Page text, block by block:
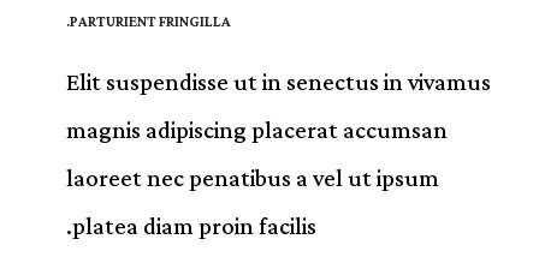
PARTURIENT FRINGILLA.
Elit suspendisse ut in senectus in vivamus
magnis adipiscing placerat accumsan
laoreet nec penatibus a vel ut ipsum
platea diam proin facilis.